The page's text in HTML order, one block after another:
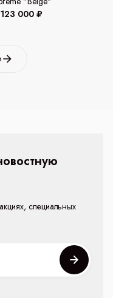
000 ₽
специальных